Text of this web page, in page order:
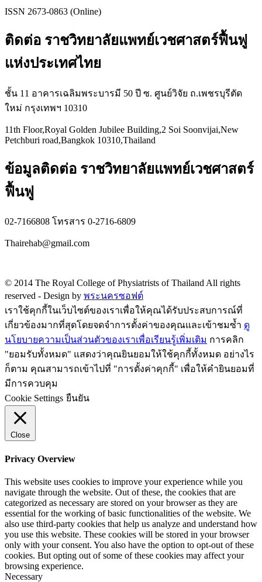
ISSN 2673-0863 (Online)
ติดต่อ ราชวิทยาลัยแพทย์เวชศาสตร์ฟื้นฟู
แห่งประเทศไทย
ชั้น 11 อาคารเฉลิมพระบารมี 50 ปี ซ. ศูนย์วิจัย ถ.เพชรบุรีตัด
ใหม่ กรุงเทพฯ 10310
11th Floor,Royal Golden Jubilee Building,2 Soi Soonvijai,New
Petchburi road,Bangkok 10310,Thailand
ข้อมูลติดต่อ ราชวิทยาลัยแพทย์เวชศาสตร์
ฟื้นฟู
02-7166808 โทรสาร 0-2716-6809
Thairehab@gmail.com
© 2014 The Royal College of Physiatrists of Thailand All rights
reserved - Design by พระนครซอฟต์
เราใช้คุกกี้ในเว็บไซต์ของเราเพื่อให้คุณได้รับประสบการณ์ที่
เกี่ยวข้องมากที่สุดโดยจดจำการตั้งค่าของคุณและเข้าชมซ้ำ ดู
นโยบายความเป็นส่วนตัวของเราเพื่อเรียนรู้เพิ่มเติม การคลิก
"ยอมรับทั้งหมด" แสดงว่าคุณยินยอมให้ใช้คุกกี้ทั้งหมด อย่างไร
ก็ตาม คุณสามารถเข้าไปที่ "การตั้งค่าคุกกี้" เพื่อให้คำยินยอมที่
มีการควบคุม
Cookie Settings ยืนยัน
Close
Privacy Overview
This website uses cookies to improve your experience while you
navigate through the website. Out of these, the cookies that are
categorized as necessary are stored on your browser as they are
essential for the working of basic functionalities of the website. We
also use third-party cookies that help us analyze and understand how
you use this website. These cookies will be stored in your browser
only with your consent. You also have the option to opt-out of these
cookies. But opting out of some of these cookies may affect your
browsing experience.
Necessary